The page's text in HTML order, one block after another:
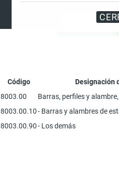
SUSCRIBIRSE
Código Designación
8003.00
Barras, perfiles y
8003.00.10- Barras y alambres de
8003.00.90- Los demás